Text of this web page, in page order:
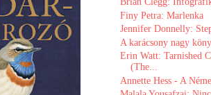
Finy Petra: Marlenka
Jennifer Donnelly:
A karácsony nagy
Erin Watt: Tarnished
(The...
Annette Hess - A